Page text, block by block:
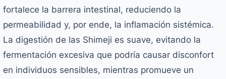
fortalece la barrera intestinal, reduciendo la
permeabilidad y, por ende, la inflamación sistémica.
La digestión de las Shimeji es suave, evitando la
fermentación excesiva que podría causar disconfort
en individuos sensibles, mientras promueve un